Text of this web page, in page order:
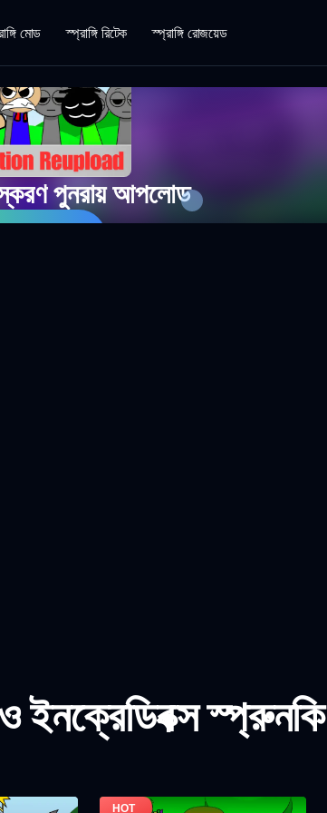
মোড স্প্রাঙ্গি রিটেক স্প্রাঙ্গি রোজয়েড
পুনরায় আপলোড